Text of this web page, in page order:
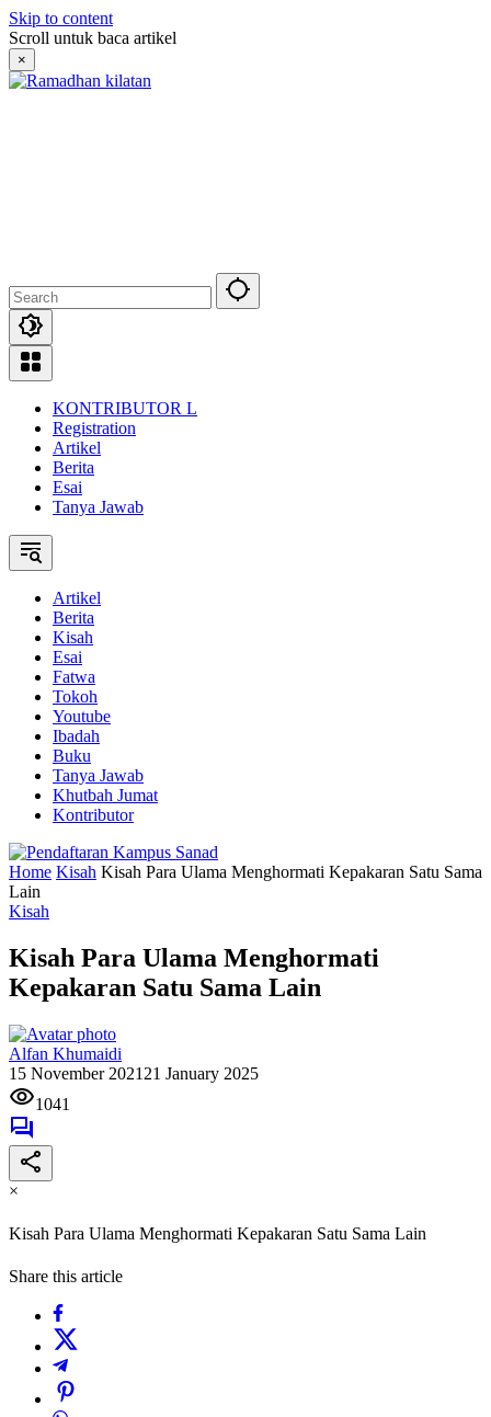
Skip to content
Scroll untuk baca artikel
×
KONTRIBUTOR L
Registration
Artikel
Berita
Esai
Tanya Jawab
Artikel
Berita
Kisah
Esai
Fatwa
Tokoh
Youtube
Ibadah
Buku
Tanya Jawab
Khutbah Jumat
Kontributor
Home Kisah Kisah Para Ulama Menghormati Kepakaran Satu Sama
Lain
Kisah
Kisah Para Ulama Menghormati
Kepakaran Satu Sama Lain
Alfan Khumaidi
15 November 2021 21 January 2025
1041
×
Kisah Para Ulama Menghormati Kepakaran Satu Sama Lain
Share this article